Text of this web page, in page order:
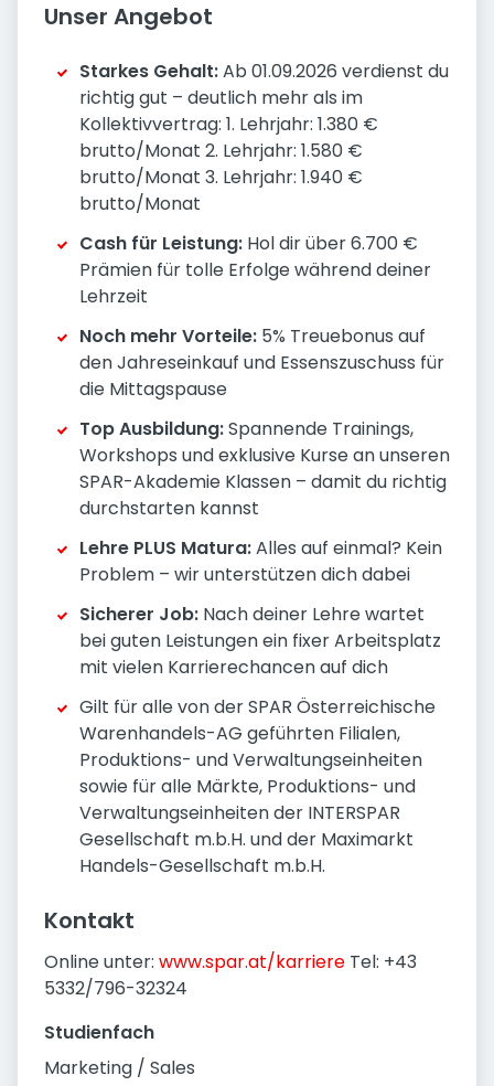
Unser Angebot
Starkes Gehalt:Ab 01.09.2026 verdienst du
richtig gut – deutlich mehr als im
Kollektivvertrag: 1. Lehrjahr: 1.380 €
brutto/Monat 2. Lehrjahr: 1.580 €
brutto/Monat 3. Lehrjahr: 1.940 €
brutto/Monat
Cash für Leistung: Hol dir über 6.700 €
Prämien für tolle Erfolge während deiner
Lehrzeit
Noch mehr Vorteile: 5% Treuebonus auf
den Jahreseinkauf und Essenszuschuss für
die Mittagspause
Top Ausbildung:Spannende Trainings,
Workshops und exklusive Kurse an unseren
SPAR-Akademie Klassen – damit du richtig
durchstarten kannst
Lehre PLUS Matura:Alles auf einmal? Kein
Problem – wir unterstützen dich dabei
Sicherer Job: Nach deiner Lehre wartet
bei guten Leistungen ein fixer Arbeitsplatz
mit vielen Karrierechancen auf dich
Gilt für alle von der SPAR Österreichische
Warenhandels-AG geführten Filialen,
Produktions- und Verwaltungseinheiten
sowie für alle Märkte, Produktions- und
Verwaltungseinheiten der INTERSPAR
Gesellschaft m.b.H. und der Maximarkt
Handels-Gesellschaft m.b.H.
Kontakt
Online unter: www.spar.at/karriere Tel: +43
5332/796-32324
Studienfach
Marketing / Sales